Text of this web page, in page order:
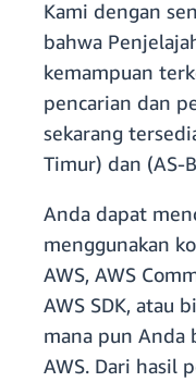
Kami dengan
bahwa
kemampuan
pencarian dan
sekarang
Timur) dan (AS-
Anda dapat
menggunakan
AWS, AWS
AWS SDK, atau
mana pun Anda
AWS. Dari hasil